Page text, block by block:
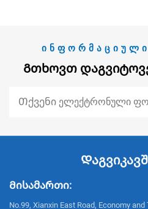
Გთხოვთ
Მისამართი:
No.99, Xianxin East Road, Economy